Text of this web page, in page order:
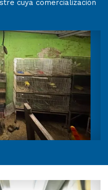
cuya comercialización